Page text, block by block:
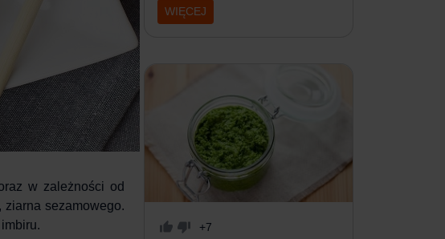
w zależności od
ziarna sezamowego.
WIĘCEJ
+7